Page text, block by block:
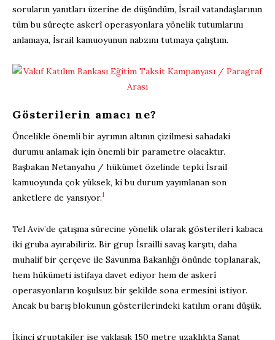
soruların yanıtları üzerine de düşündüm, İsrail vatandaşlarının
tüm bu süreçte askerî operasyonlara yönelik tutumlarını
anlamaya, İsrail kamuoyunun nabzını tutmaya çalıştım.
Gösterilerin amacı ne?
Öncelikle önemli bir ayrımın altının çizilmesi sahadaki
durumu anlamak için önemli bir parametre olacaktır.
Başbakan Netanyahu / hükümet özelinde tepki İsrail
kamuoyunda çok yüksek, ki bu durum yayımlanan son
anketlere de yansıyor.1
Tel Aviv’de çatışma sürecine yönelik olarak gösterileri kabaca
iki gruba ayırabiliriz. Bir grup İsrailli savaş karşıtı, daha
muhalif bir çerçeve ile Savunma Bakanlığı önünde toplanarak,
hem hükümeti istifaya davet ediyor hem de askerî
operasyonların koşulsuz bir şekilde sona ermesini istiyor.
Ancak bu barış blokunun gösterilerindeki katılım oranı düşük.
İkinci gruptakiler ise yaklaşık 150 metre uzaklıkta Sanat